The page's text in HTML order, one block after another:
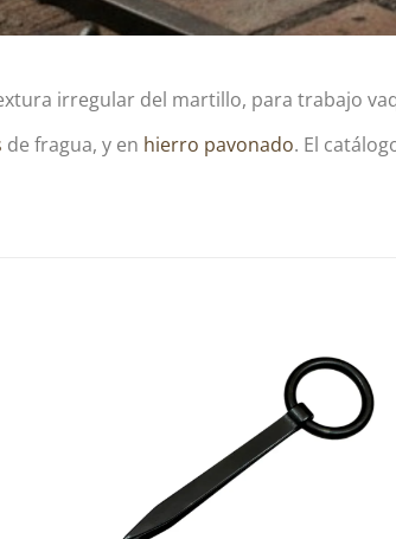
irregular del martillo, para trabajo
de fragua, y en hierro pavonado. El